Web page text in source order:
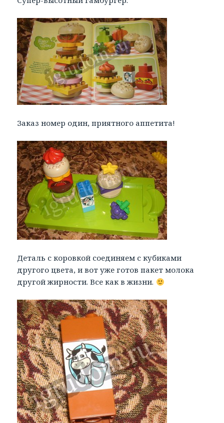
Заказ номер один, приятного аппетита!
Деталь с коровкой соединяем с кубиками
другого цвета, и вот уже готов пакет молока
другой жирности. Все как в жизни.